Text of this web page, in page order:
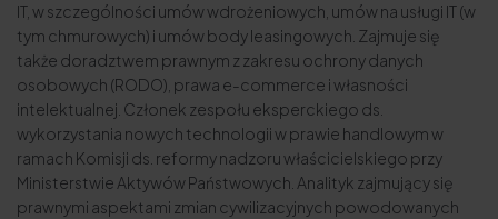
IT, w szczególności umów wdrożeniowych, umów na usługi IT (w
tym chmurowych) i umów body leasingowych. Zajmuje się
także doradztwem prawnym z zakresu ochrony danych
osobowych (RODO), prawa e-commerce i własności
intelektualnej. Członek zespołu eksperckiego ds.
wykorzystania nowych technologii w prawie handlowym w
ramach Komisji ds. reformy nadzoru właścicielskiego przy
Ministerstwie Aktywów Państwowych. Analityk zajmujący się
prawnymi aspektami zmian cywilizacyjnych powodowanych